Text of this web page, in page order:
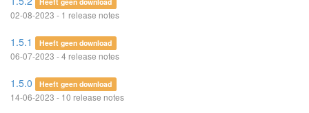
02-08-2023 - 1 release notes
1.5.1 Heeft geen download
06-07-2023 - 4 release notes
1.5.0 Heeft geen download
14-06-2023 - 10 release notes